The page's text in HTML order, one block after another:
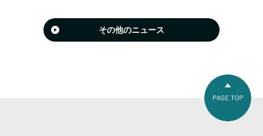
その他のニュース